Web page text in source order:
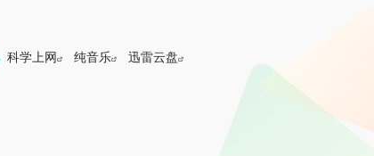
科学上网 纯音乐
迅雷云盘